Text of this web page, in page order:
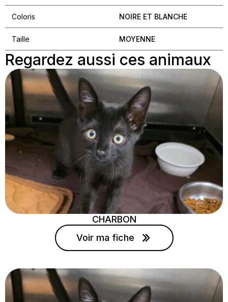
Coloris NOIRE ET BLANCHE
Taille MOYENNE
Regardez aussi ces animaux
CHARBON
Voir ma fiche